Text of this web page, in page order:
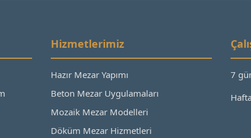
Hizmetlerimiz
Hazır Mezar Yapımı
Beton Mezar Uygulamaları
Mozaik Mezar Modelleri
Döküm Mezar Hizmetleri
7